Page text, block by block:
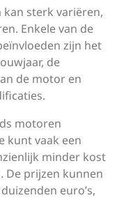
sterk variëren,
Enkele van de
zijn het
de
de motor en
motoren
kunt vaak een
minder kost
De prijzen kunnen
euro’s,